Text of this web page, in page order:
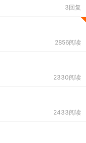
3回复
2856阅读
2330阅读
2433阅读